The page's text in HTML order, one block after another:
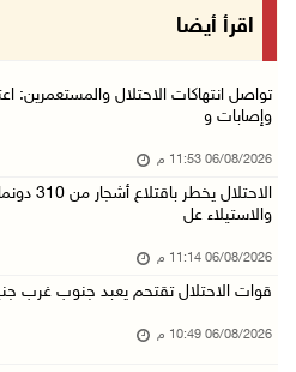
الرئيس يستقبل مجلس بلدية رام الله
جماهير شعبنا تشيع جثمان الشهيد
الاحتلال يوسع حملات الدهم
06/آب/2026 08:06 م
الرئيس المصري وملك البحرين
اقرأ أيضا
تواصل انتهاكات الاحتلال والمستعمرين:
وإصابات و
06/08/2026 11:53 م
الاحتلال يخطر باقتلاع
والاستيلاء عل
06/08/2026 11:14 م
قوات الاحتلال تقتحم يعبد جنوب غرب
06/08/2026 10:49 م